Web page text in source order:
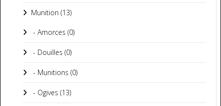
Munition (13)
- Amorces (0)
- Douilles (0)
- Munitions (0)
- Ogives (13)